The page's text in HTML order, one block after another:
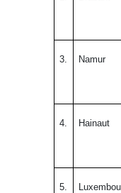
3. Namur
4. Hainaut
5.